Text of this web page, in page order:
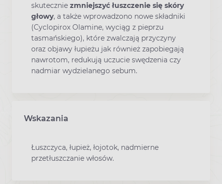
skutecznie zmniejszyć łuszczenie się skóry
głowy, a także wprowadzono nowe składniki
(Cyclopirox Olamine, wyciąg z pieprzu
tasmańskiego), które zwalczają przyczyny
oraz objawy łupieżu jak również zapobiegają
nawrotom, redukują uczucie swędzenia czy
nadmiar wydzielanego sebum.
Wskazania
Łuszczyca, łupież, łojotok, nadmierne
przetłuszczanie włosów.